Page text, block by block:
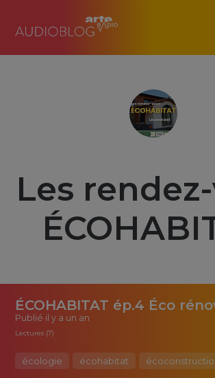
Les
ÉCOHABITAT ép.4 Éco
Publié il y a un an
Lectures (7)
écologie écohabitat